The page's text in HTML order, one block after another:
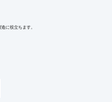
に役立ちます。